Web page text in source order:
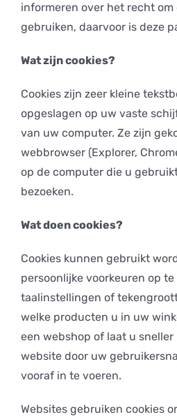
informeren over het recht om
gebruiken, daarvoor is deze
Wat zijn cookies?
Cookies zijn zeer kleine
opgeslagen op uw vaste
van uw computer. Ze zijn
webbrowser (Explorer,
op de computer die u
bezoeken.
Wat doen cookies?
Cookies kunnen gebruikt
persoonlijke voorkeuren op te
taalinstellingen of
welke producten u in uw
een webshop of laat u
website door uw
vooraf in te voeren.
Websites gebruiken cookies